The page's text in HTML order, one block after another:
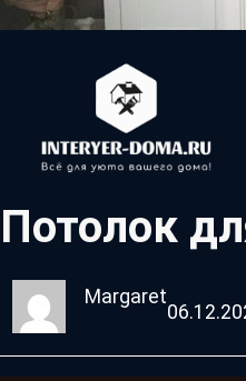
Потолок
Margaret